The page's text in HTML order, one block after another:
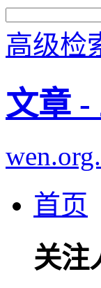
高级检
文章 -
首页
关注